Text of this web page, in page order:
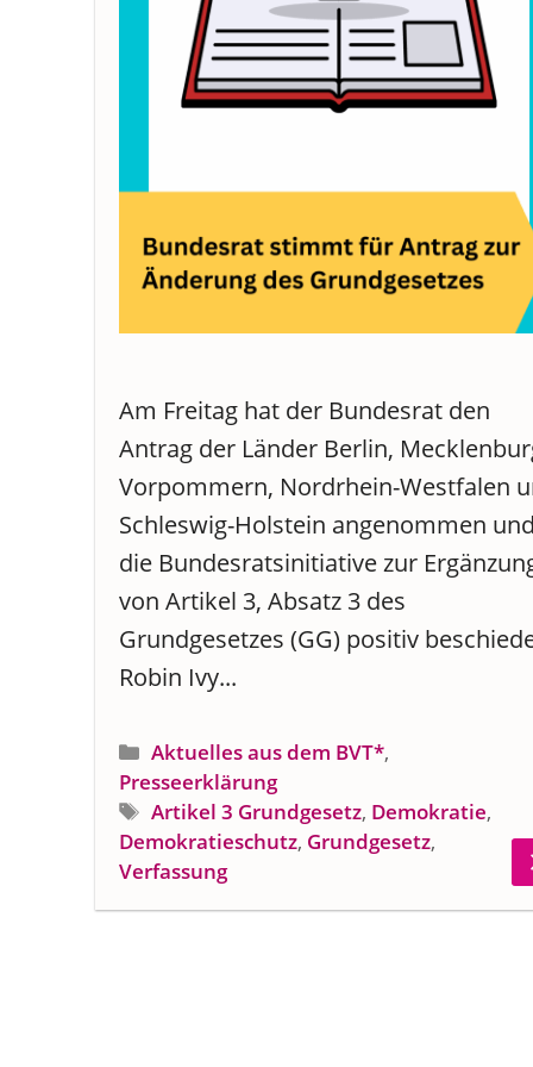
Am Freitag hat der Bundesrat den
Antrag der Länder Berlin,
Vorpommern, Nordrhein-Westfalen
Schleswig-Holstein angenommen und
die Bundesratsinitiative zur
von Artikel 3, Absatz 3 des
Grundgesetzes (GG) positiv
Robin Ivy...
Kategorien
Aktuelles aus dem BVT*,
Presseerklärung
Schlagwörter
Artikel 3 Grundgesetz, Demokratie,
Demokratieschutz, Grundgesetz,
Verfassung